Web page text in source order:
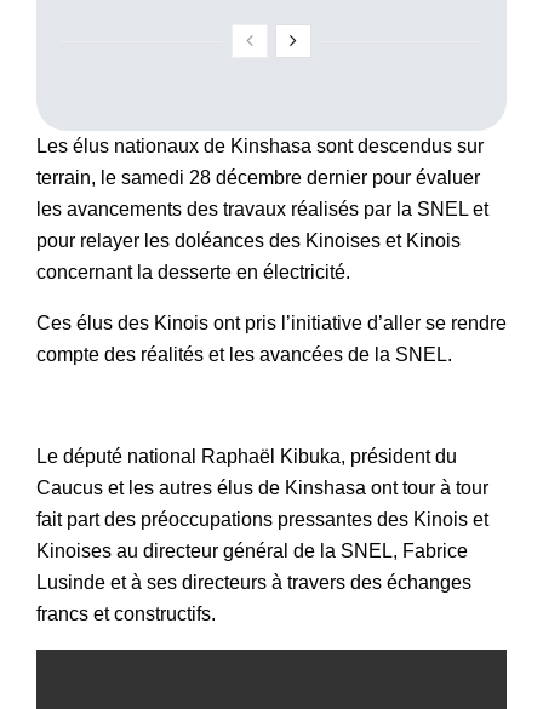
Les élus nationaux de Kinshasa sont descendus sur
terrain, le samedi 28 décembre dernier pour évaluer
les avancements des travaux réalisés par la SNEL et
pour relayer les doléances des Kinoises et Kinois
concernant la desserte en électricité.
Ces élus des Kinois ont pris l’initiative d’aller se rendre
compte des réalités et les avancées de la SNEL.
Le député national Raphaël Kibuka, président du
Caucus et les autres élus de Kinshasa ont tour à tour
fait part des préoccupations pressantes des Kinois et
Kinoises au directeur général de la SNEL, Fabrice
Lusinde et à ses directeurs à travers des échanges
francs et constructifs.